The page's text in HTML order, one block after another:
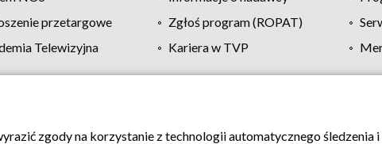
przetargowe Zgłoś program (ROPAT)
Telewizyjna Kariera w TVP
TVP Polityka prywatności Moje zgody Pomoc
zgody na korzystanie z technologii automatycznego